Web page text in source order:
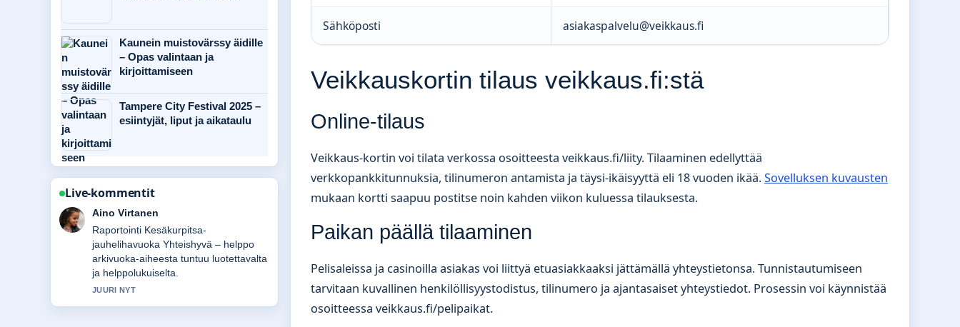
Sähköposti asiakaspalvelu@veikkaus.fi
Veikkauskortin tilaus veikkaus.fi:stä
Online-tilaus
Veikkaus-kortin voi tilata verkossa osoitteesta veikkaus.fi/liity. Tilaaminen edellyttää
verkkopankkitunnuksia, tilinumeron antamista ja täysi-ikäisyyttä eli 18 vuoden ikää.Sovelluksen kuvausten
mukaan kortti saapuu postitse noin kahden viikon kuluessa tilauksesta.
Paikan päällä tilaaminen
Pelisaleissa ja casinoilla asiakas voi liittyä etuasiakkaaksi jättämällä yhteystietonsa. Tunnistautumiseen
tarvitaan kuvallinen henkilöllisyystodistus, tilinumero ja ajantasaiset yhteystiedot. Prosessin voi käynnistää
osoitteessa veikkaus.fi/pelipaikat.
Kaunein muistovärssy äidille
– Opas valintaan ja
kirjoittamiseen
Tampere City Festival 2025 –
esiintyjät, liput ja aikataulu
Live-kommentit
Elias Korhonen
Vahvaa tarkistustyota liittyen Lennot
Helsinki Berliini – hinnat, lentoyhtiöt
ja.... Useampien medioiden tulisi
kirjoittaa nain.
3 MIN SITTEN